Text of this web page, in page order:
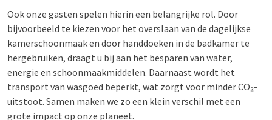
Ook onze gasten spelen hierin een belangrijke rol. Door
bijvoorbeeld te kiezen voor het overslaan van de dagelijkse
kamerschoonmaak en door handdoeken in de badkamer te
hergebruiken, draagt u bij aan het besparen van water,
energie en schoonmaakmiddelen. Daarnaast wordt het
transport van wasgoed beperkt, wat zorgt voor minder CO₂-
uitstoot. Samen maken we zo een klein verschil met een
grote impact op onze planeet.